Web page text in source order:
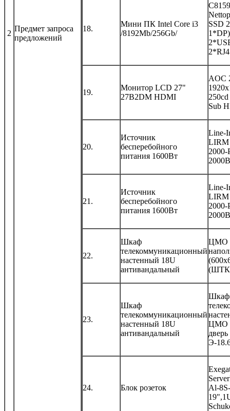
2
Предмет запроса
предложений
18.
Мини ПК Intel Core i3
/8192Mb/256Gb/
SSD
19.
Монитор LCD 27"
27B2DM HDMI
AOC
Sub
20.
Источник
бесперебойного
питания 1600Вт
Line-
LIRM
2000-
21.
Источник
бесперебойного
питания 1600Вт
Line-
LIRM
2000-
22.
Шкаф
телекоммуникационный
настенный 18U
антивандальный
ЦМО
23.
Шкаф
телекоммуникационный
настенный 18U
антивандальный
Шкаф
ЦМО
Э-
24. Блок розеток
Al-